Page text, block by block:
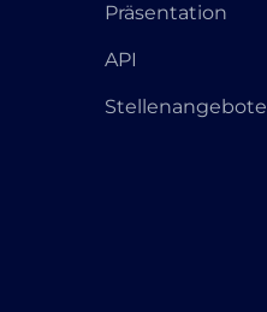
Präsentation
API
Stellenangebote